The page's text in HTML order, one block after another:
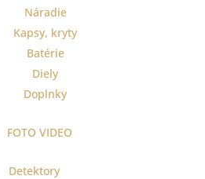
Náradie
Kapsy, kryty
Batérie
Diely
Doplnky
FOTO VIDEO
Detektory